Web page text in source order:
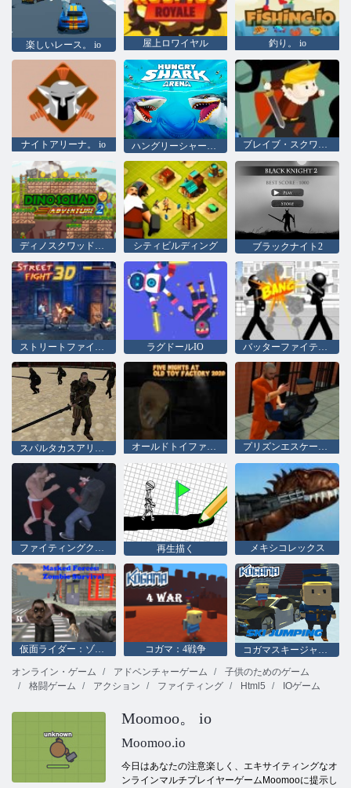
楽しいレース。 io 屋上ロワイヤル 釣り。 io
ナイトアリーナ。 io ブレイブ・スクワッド
ディノスクワッドアドベンチャー2 シティビルディング ブラックナイト2
ストリートファイト3D ラグドールIO バッターファイティング3D
オールドトイファクトリー2020での5泊 プリズンエスケープ2020
ファイティングクラブ2 再生描く メキシコレックス
仮面ライダー：ゾンビサバイバル コガマ：4戦争
コガマスキージャンプ！
オンライン・ゲーム
アドベンチャーゲーム
子供のためのゲーム
格闘ゲーム
アクション ファイティング Html5 IOゲーム
Moomoo。 io
Moomoo.io
今日はあなたの注意楽しく、エキサイティングなオ
ンラインマルチプレイヤーゲームMoomooに提示し